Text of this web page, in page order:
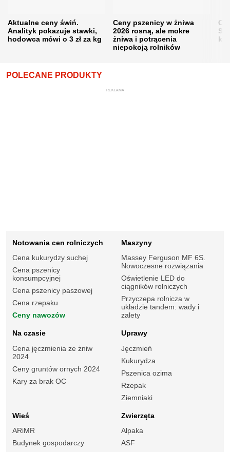
Aktualne ceny świń.
Analityk pokazuje stawki,
hodowca mówi o 3 zł za kg
Ceny pszenicy w żniwa
2026 rosną, ale mokre
żniwa i potrącenia
niepokoją rolników
POLECANE PRODUKTY
REKLAMA
Notowania cen rolniczych
Cena kukurydzy suchej
Cena pszenicy
konsumpcyjnej
Cena pszenicy paszowej
Cena rzepaku
Ceny nawozów
Maszyny
Massey Ferguson MF 6S.
Nowoczesne rozwiązania
Oświetlenie LED do
ciągników rolniczych
Przyczepa rolnicza w
układzie tandem: wady i
zalety
Na czasie
Cena jęczmienia ze żniw
2024
Ceny gruntów ornych 2024
Kary za brak OC
Uprawy
Jęczmień
Kukurydza
Pszenica ozima
Rzepak
Ziemniaki
Wieś
ARiMR
Budynek gospodarczy
Zwierzęta
Alpaka
ASF